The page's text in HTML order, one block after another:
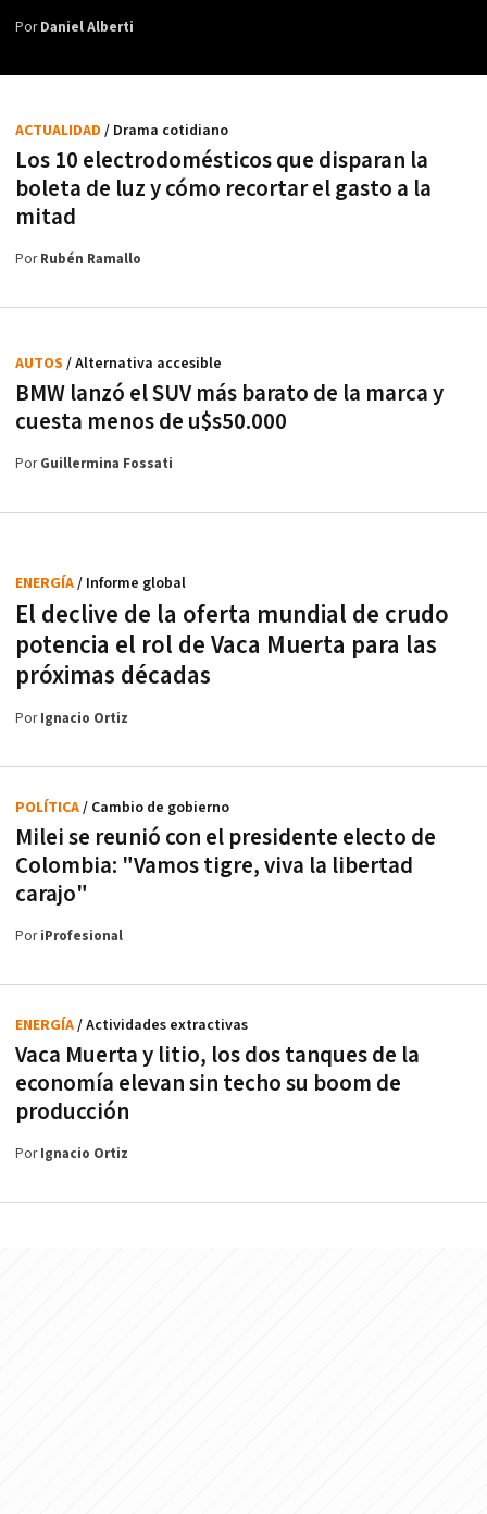
PorDaniel Alberti
Los 10 electrodomésticos que disparan la
boleta de luz y cómo recortar el gasto a la
mitad
ACTUALIDAD / Drama cotidiano
PorRubén Ramallo
BMW lanzó el SUV más barato de la marca y
cuesta menos de u$s50.000
AUTOS / Alternativa accesible
PorGuillermina Fossati
El declive de la oferta mundial de crudo
potencia el rol de Vaca Muerta para las
próximas décadas
ENERGÍA/ Informe global
PorIgnacio Ortiz
Milei se reunió con el presidente electo de
Colombia: "Vamos tigre, viva la libertad
carajo"
POLÍTICA/ Cambio de gobierno
PoriProfesional
Vaca Muerta y litio, los dos tanques de la
economía elevan sin techo su boom de
producción
ENERGÍA/ Actividades extractivas
PorIgnacio Ortiz